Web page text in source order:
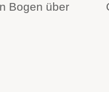
Bogen über